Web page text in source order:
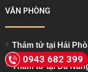
VĂN PHÒNG
Thám tử tại Hải
Thám tử tại Đà
0943 682 399